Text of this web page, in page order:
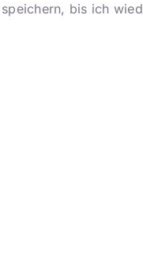
bis ich